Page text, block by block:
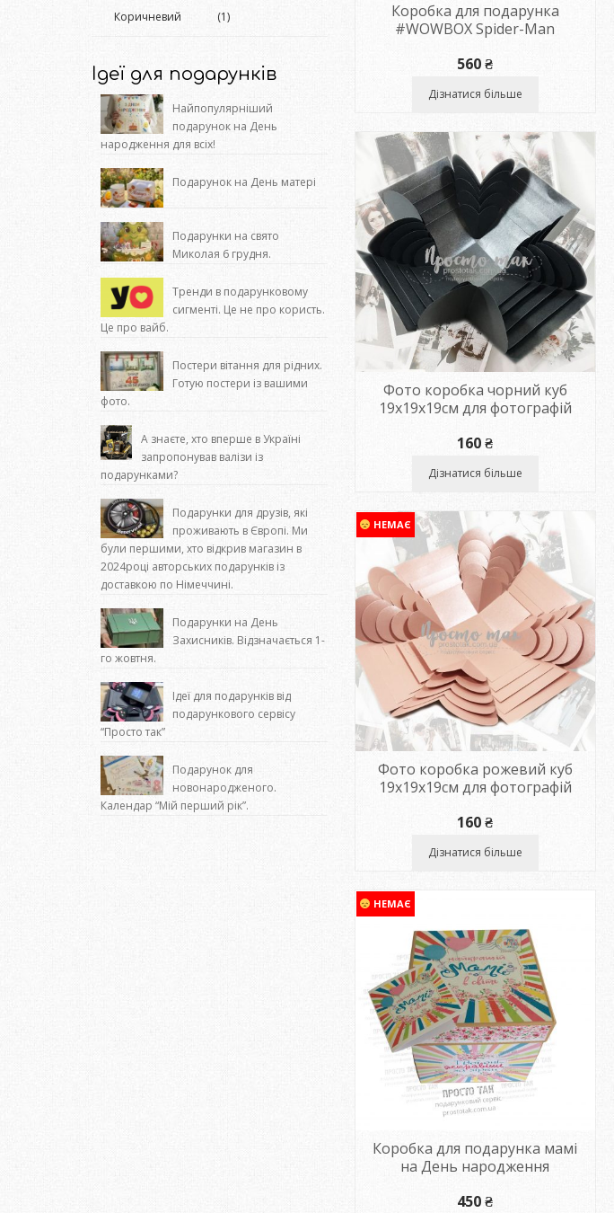
Коробка для подарунка
#WOWBOX Spider-Man
560₴
Дізнатися більше
Фото коробка чорний куб
19х19х19см для фотографій
160₴
Дізнатися більше
НЕМАЄ
Фото коробка рожевий куб
19х19х19см для фотографій
160₴
Дізнатися більше
НЕМАЄ
Коробка для подарунка мамі
на День народження
450₴
Коричневий (1)
Ідеї для подарунків
Найпопулярніший
подарунок на День
народження для всіх!
Подарунок на День матері
Подарунки на свято
Миколая 6 грудня.
Тренди в подарунковому
сигменті. Це не про користь.
Це про вайб.
Постери вітання для рідних.
Готую постери із вашими
фото.
А знаєте, хто вперше в Україні
запропонував валізи із
подарунками?
Подарунки для друзів, які
проживають в Європі. Ми
були першими, хто відкрив магазин в
2024році авторських подарунків із
доставкою по Німеччині.
Подарунки на День
Захисників. Відзначається 1-
го жовтня.
Ідеї для подарунків від
подарункового сервісу
“Просто так”
Подарунок для
новонародженого.
Календар “Мій перший рік”.